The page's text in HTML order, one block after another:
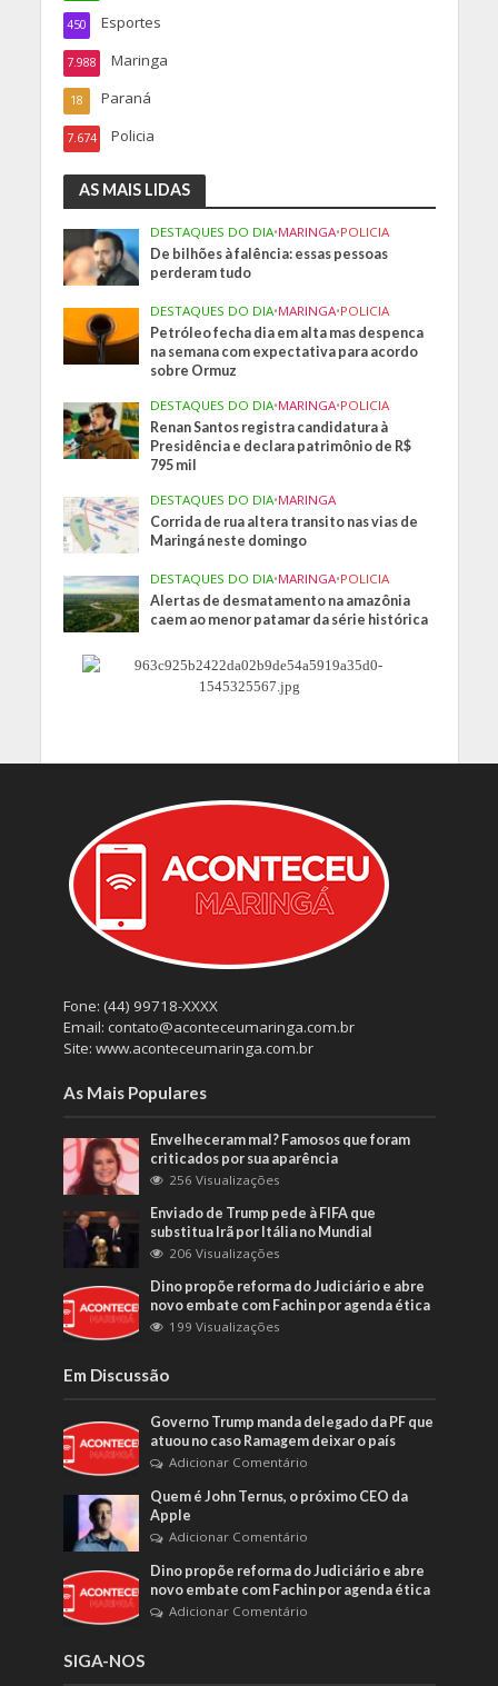
Esportes
450
Maringa
7.988
Paraná
18
Policia
7.674
AS MAIS LIDAS
DESTAQUES DO DIA•MARINGA•POLICIA
De bilhões à falência: essas pessoas
perderam tudo
DESTAQUES DO DIA•MARINGA•POLICIA
Petróleo fecha dia em alta mas despenca
na semana com expectativa para acordo
sobre Ormuz
DESTAQUES DO DIA•MARINGA•POLICIA
Renan Santos registra candidatura à
Presidência e declara patrimônio de R$
795 mil
DESTAQUES DO DIA•MARINGA
Corrida de rua altera transito nas vias de
Maringá neste domingo
DESTAQUES DO DIA•MARINGA•POLICIA
Alertas de desmatamento na amazônia
caem ao menor patamar da série histórica
Fone: (44) 99718-XXXX
Email: contato@aconteceumaringa.com.br
Site: www.aconteceumaringa.com.br
As Mais Populares
Envelheceram mal? Famosos que foram
criticados por sua aparência
256 Visualizações
Enviado de Trump pede à FIFA que
substitua Irã por Itália no Mundial
206 Visualizações
Dino propõe reforma do Judiciário e abre
novo embate com Fachin por agenda ética
199 Visualizações
Em Discussão
Governo Trump manda delegado da PF que
atuou no caso Ramagem deixar o país
Adicionar Comentário
Quem é John Ternus, o próximo CEO da
Apple
Adicionar Comentário
Dino propõe reforma do Judiciário e abre
novo embate com Fachin por agenda ética
Adicionar Comentário
SIGA-NOS